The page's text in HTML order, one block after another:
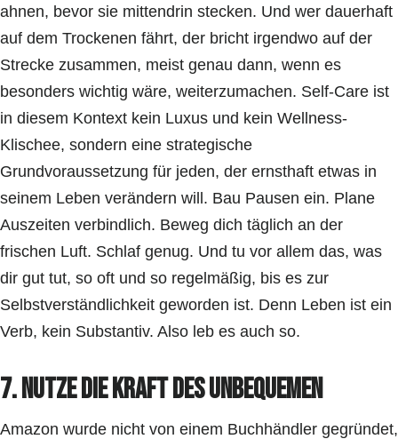
ahnen, bevor sie mittendrin stecken. Und wer dauerhaft
auf dem Trockenen fährt, der bricht irgendwo auf der
Strecke zusammen, meist genau dann, wenn es
besonders wichtig wäre, weiterzumachen. Self-Care ist
in diesem Kontext kein Luxus und kein Wellness-
Klischee, sondern eine strategische
Grundvoraussetzung für jeden, der ernsthaft etwas in
seinem Leben verändern will. Bau Pausen ein. Plane
Auszeiten verbindlich. Beweg dich täglich an der
frischen Luft. Schlaf genug. Und tu vor allem das, was
dir gut tut, so oft und so regelmäßig, bis es zur
Selbstverständlichkeit geworden ist. Denn Leben ist ein
Verb, kein Substantiv. Also leb es auch so.
7. Nutze die Kraft des Unbequemen
Amazon wurde nicht von einem Buchhändler gegründet,